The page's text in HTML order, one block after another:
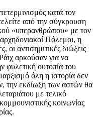
κατά τον
από την σύγκρουση
«υπερανθρώπου» με τον
Πόλεμοι, η
αντισημιτικές διώξεις
αρκούσαν για να
φυλετική ουτοπία του
όλη η ιστορία δεν
την εκδίωξη των αστών θα
με τελικό
κοινωνίας